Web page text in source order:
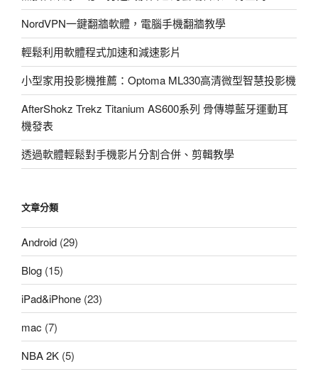
己
愛
地
球〉
NordVPN一鍵翻牆軟體，電腦手機翻牆教學
輕鬆利用軟體程式加速和減速影片
小型家用投影機推薦：Optoma ML330高清微型智慧投影機
AfterShokz Trekz Titanium AS600系列 骨傳導藍牙運動耳
機發表
透過軟體輕鬆對手機影片分割合併、剪輯教學
文章分類
Android (29)
Blog (15)
iPad&iPhone (23)
mac (7)
NBA 2K (5)